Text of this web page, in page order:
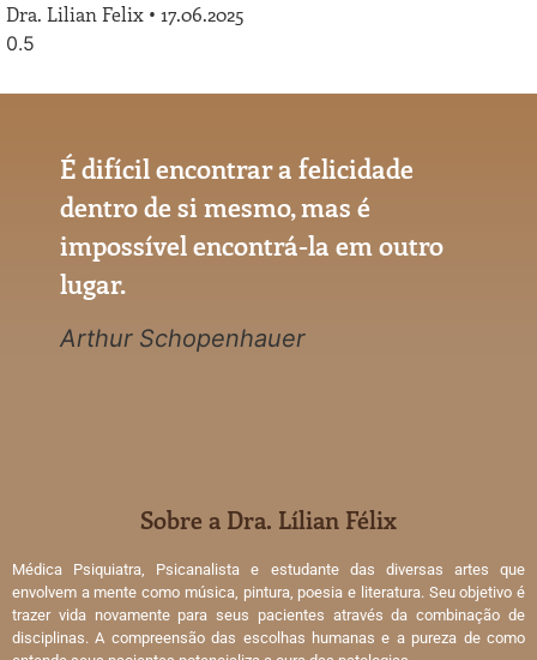
Dra. Lilian Felix 17.06.2025
É difícil encontrar a felicidade
dentro de si mesmo, mas é
impossível encontrá-la em outro
lugar.
Arthur Schopenhauer
Sobre a Dra. Lílian Félix
Médica Psiquiatra, Psicanalista e estudante das diversas artes que
envolvem a mente como música, pintura, poesia e literatura. Seu objetivo é
trazer vida novamente para seus pacientes através da combinação de
disciplinas. A compreensão das escolhas humanas e a pureza de como